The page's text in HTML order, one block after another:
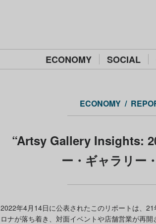
ECONOMY SOCIAL
ECONOMY
“Artsy Gallery Insights:
ー・ギャラリー
2022年4月14日に公表されたこのリポートは、
ロナが落ち着き、対面イベントや店舗営業が再